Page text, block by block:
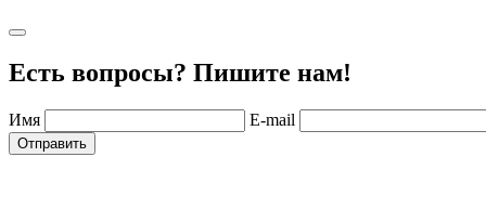
Есть вопросы? Пишите нам!
Имя E-mail